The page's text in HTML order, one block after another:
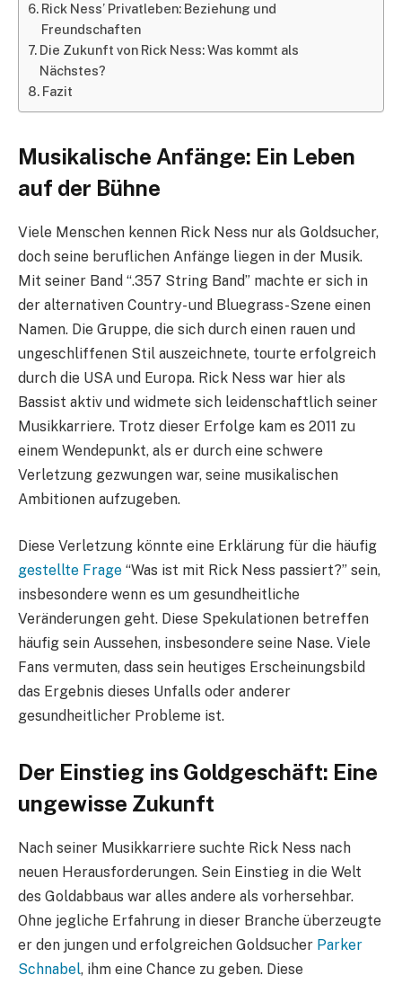
Rick Ness’ Privatleben: Beziehung und
Freundschaften
Die Zukunft von Rick Ness: Was kommt als
Nächstes?
Fazit
Musikalische Anfänge: Ein Leben
auf der Bühne
Viele Menschen kennen Rick Ness nur als Goldsucher,
doch seine beruflichen Anfänge liegen in der Musik.
Mit seiner Band “.357 String Band” machte er sich in
der alternativen Country- und Bluegrass-Szene einen
Namen. Die Gruppe, die sich durch einen rauen und
ungeschliffenen Stil auszeichnete, tourte erfolgreich
durch die USA und Europa. Rick Ness war hier als
Bassist aktiv und widmete sich leidenschaftlich seiner
Musikkarriere. Trotz dieser Erfolge kam es 2011 zu
einem Wendepunkt, als er durch eine schwere
Verletzung gezwungen war, seine musikalischen
Ambitionen aufzugeben.
Diese Verletzung könnte eine Erklärung für die häufig
gestellte Frage “Was ist mit Rick Ness passiert?” sein,
insbesondere wenn es um gesundheitliche
Veränderungen geht. Diese Spekulationen betreffen
häufig sein Aussehen, insbesondere seine Nase. Viele
Fans vermuten, dass sein heutiges Erscheinungsbild
das Ergebnis dieses Unfalls oder anderer
gesundheitlicher Probleme ist.
Der Einstieg ins Goldgeschäft: Eine
ungewisse Zukunft
Nach seiner Musikkarriere suchte Rick Ness nach
neuen Herausforderungen. Sein Einstieg in die Welt
des Goldabbaus war alles andere als vorhersehbar.
Ohne jegliche Erfahrung in dieser Branche überzeugte
er den jungen und erfolgreichen Goldsucher Parker
Schnabel, ihm eine Chance zu geben. Diese